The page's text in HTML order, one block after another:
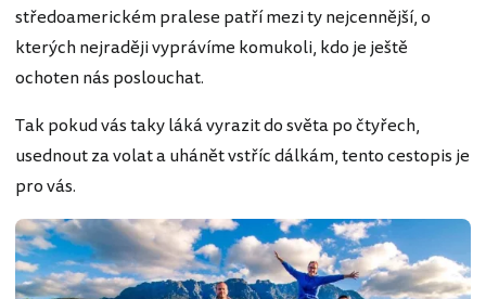
středoamerickém pralese patří mezi ty nejcennější, o
kterých nejraději vyprávíme komukoli, kdo je ještě
ochoten nás poslouchat.
Tak pokud vás taky láká vyrazit do světa po čtyřech,
usednout za volat a uhánět vstříc dálkám, tento cestopis je
pro vás.